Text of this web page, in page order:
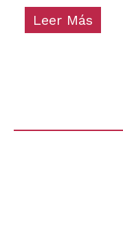
Leer Más